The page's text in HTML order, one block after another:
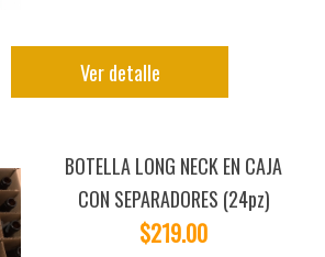
Ver detalle
BOTELLA LONG NECK EN CAJA
CON SEPARADORES (24pz)
$219.00